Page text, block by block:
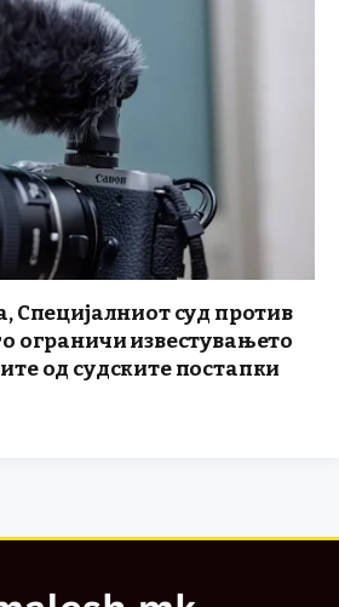
Специјалниот суд против
ограничи известувањето
од судските постапки